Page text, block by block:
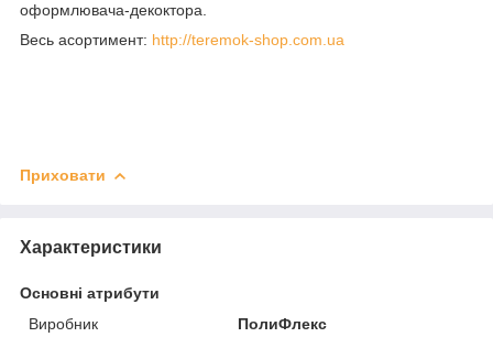
оформлювача-декоктора.
Весь асортимент: http://teremok-shop.com.ua
Приховати
Характеристики
Основні атрибути
Виробник
ПолиФлекс